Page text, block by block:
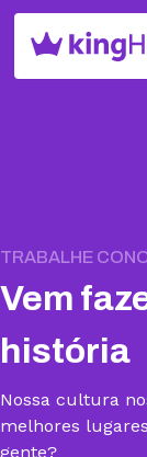
TRABALHE
Vem
história
Nossa cultura
melhores
gente?